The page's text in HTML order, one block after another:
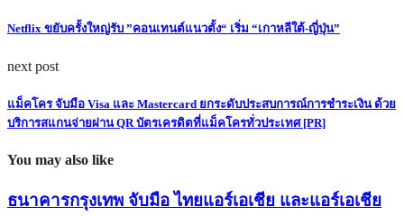
Netflix ขยับครั้งใหญ่รับ ”คอนเทนต์แนวตั้ง“ เริ่ม “เกาหลีใต้-ญี่ปุ่น”
next post
แม็คโคร จับมือ Visa และ Mastercard ยกระดับประสบการณ์การชำระเงิน ด้วย
บริการสแกนจ่ายผ่าน QR บัตรเครดิตที่แม็คโครทั่วประเทศ [PR]
You may also like
ธนาคารกรุงเทพ จับมือ ไทยแอร์เอเชีย และแอร์เอเชีย